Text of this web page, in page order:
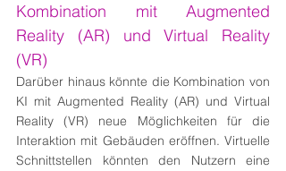
Kombination mit Augmented
Reality (AR) und Virtual Reality
(VR)
Darüber hinaus könnte die Kombination von
KI mit Augmented Reality (AR) und Virtual
Reality (VR) neue Möglichkeiten für die
Interaktion mit Gebäuden eröffnen. Virtuelle
Schnittstellen könnten den Nutzern eine